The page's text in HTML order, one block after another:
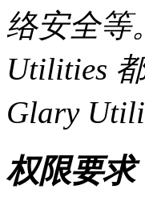
络安全等
Utilities
Glary
权限要求